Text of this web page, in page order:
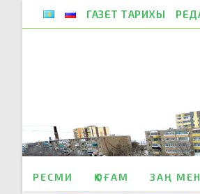
ГАЗЕТ ТАРИХЫ
РЕСМИ ҚОҒАМ ЗАҢ МЕН